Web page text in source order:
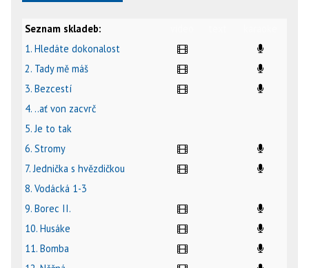
Seznam skladeb:
1. Hledáte dokonalost
2. Tady mě máš
3. Bezcestí
4. ..ať von zacvrč
5. Je to tak
6. Stromy
7. Jednička s hvězdičkou
8. Vodácká 1-3
9. Borec II.
10. Husáke
11. Bomba